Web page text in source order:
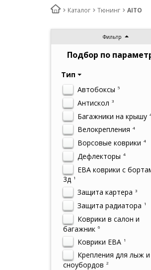
Каталог Тюнинг AITO
Фильтр
Подбор по
Тип
Автобоксы 5
Антискол 3
Багажники на крышу
Велокрепления 4
Ворсовые коврики 4
Дефлекторы 4
ЕВА коврики с
3д 1
Защита картера 3
Защита радиатора 1
Коврики в салон и
багажник 6
Коврики ЕВА 1
Крепления для лыж и
сноубордов 2